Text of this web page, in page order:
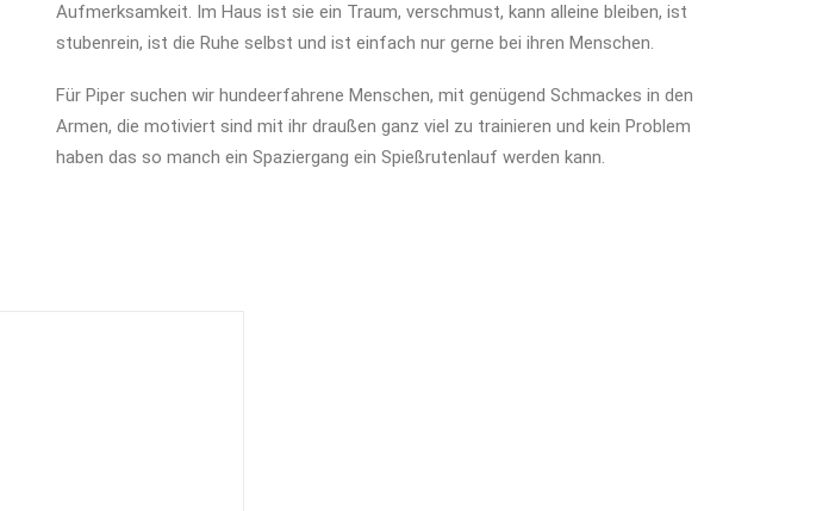
Aufmerksamkeit. Im Haus ist sie ein Traum, verschmust, kann alleine bleiben, ist
stubenrein, ist die Ruhe selbst und ist einfach nur gerne bei ihren Menschen.
Für Piper suchen wir hundeerfahrene Menschen, mit genügend Schmackes in den
Armen, die motiviert sind mit ihr draußen ganz viel zu trainieren und kein Problem
haben das so manch ein Spaziergang ein Spießrutenlauf werden kann.